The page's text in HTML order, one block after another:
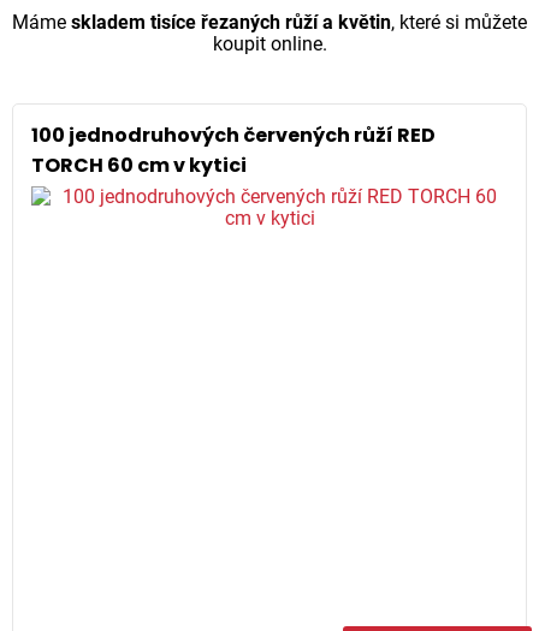
Máme skladem tisíce řezaných růží a květin, které si můžete
koupit online.
100 jednodruhových červených růží RED
TORCH 60 cm v kytici